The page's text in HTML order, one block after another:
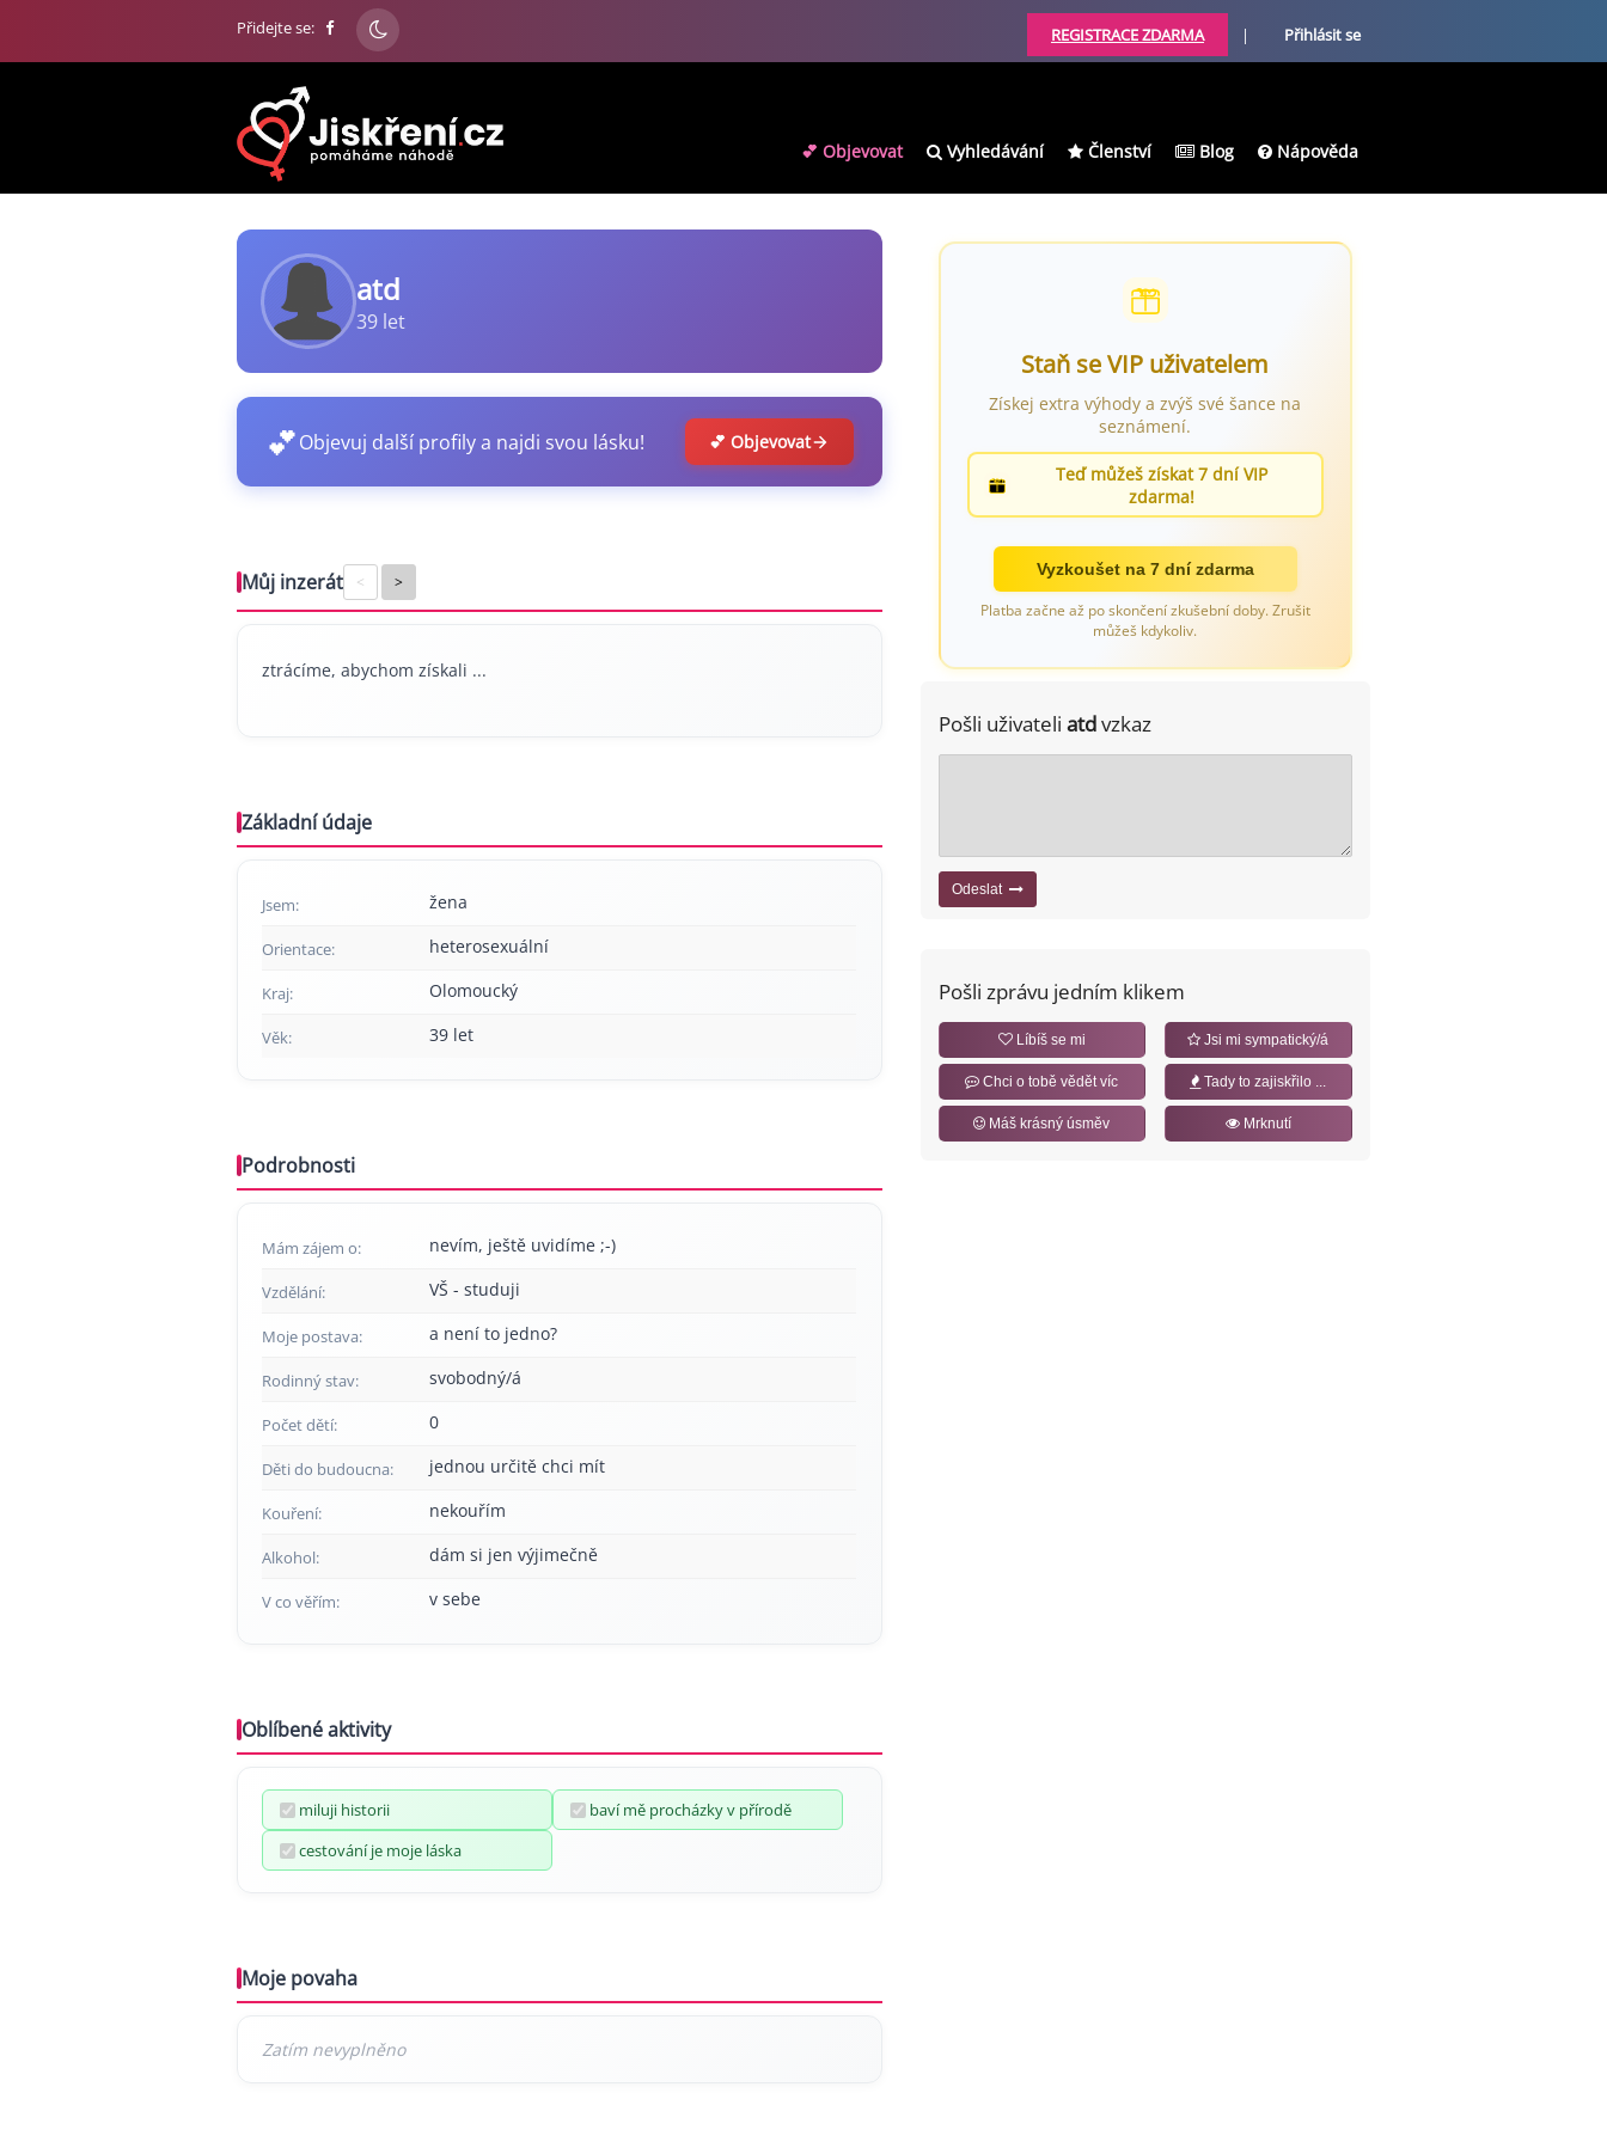
Přidejte se: REGISTRACE ZDARMA | Přihlásit se
💕 Objevovat Vyhledávání Členství Blog Nápověda
atd
39 let
💕Objevuj další profily a najdi svou lásku! 💕 Objevovat
Můj inzerát < >
ztrácíme, abychom získali ...
Základní údaje
Jsem: žena
Orientace: heterosexuální
Kraj: Olomoucký
Věk: 39 let
Podrobnosti
Mám zájem o: nevím, ještě uvidíme ;-)
Vzdělání: VŠ - studuji
Moje postava: a není to jedno?
Rodinný stav: svobodný/á
Počet dětí: 0
Děti do budoucna: jednou určitě chci mít
Kouření: nekouřím
Alkohol: dám si jen výjimečně
V co věřím: v sebe
Oblíbené aktivity
miluji historii
baví mě procházky v přírodě
cestování je moje láska
Moje povaha
Staň se VIP uživatelem
Získej extra výhody a zvýš své šance na
seznámení.
Teď můžeš získat 7 dní VIP
zdarma!
Vyzkoušet na 7 dní zdarma
Platba začne až po skončení zkušební doby. Zrušit
můžeš kdykoliv.
Pošli uživateli atdvzkaz
Odeslat
Pošli zprávu jedním klikem
Líbíš se mi Jsi mi sympatický/á
Chci o tobě vědět víc Tady to zajiskřilo ...
Máš krásný úsměv Mrknutí